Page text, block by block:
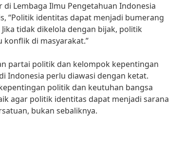
Lembaga Ilmu Pengetahuan Indonesia
“Politik identitas dapat menjadi bumerang
tidak dikelola dengan bijak, politik
konflik di masyarakat.”
partai politik dan kelompok kepentingan
Indonesia perlu diawasi dengan ketat.
politik dan keutuhan bangsa
agar politik identitas dapat menjadi sarana
bukan sebaliknya.